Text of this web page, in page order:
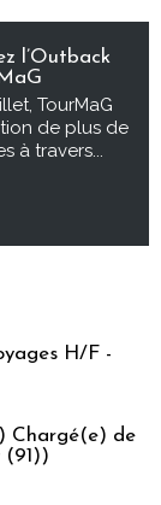
l’Outback
TourMaG
de plus de
à travers...
H/F -
Chargé(e) de
(91))